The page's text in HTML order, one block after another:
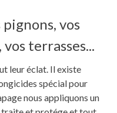
vos
terrasses...
leur éclat. Il existe
spécial pour
nous appliquons un